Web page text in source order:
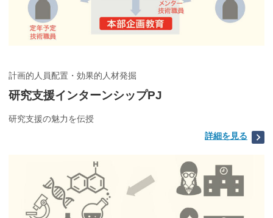
計画的人員配置・効果的人材発掘
研究支援インターンシップPJ
研究支援の魅力を伝授
詳細を見る